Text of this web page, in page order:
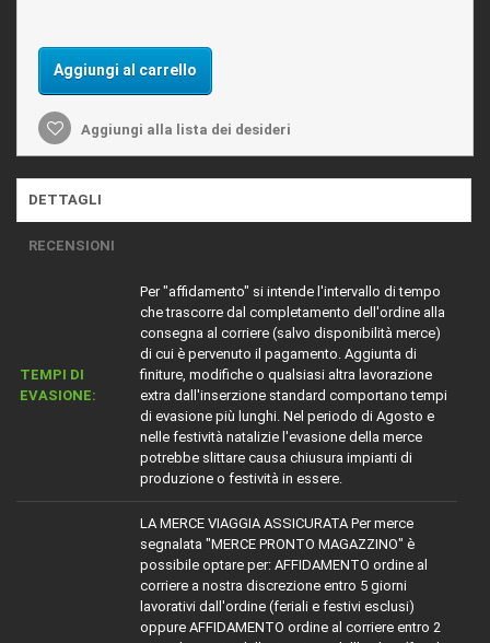
Aggiungi al carrello
Aggiungi alla lista dei desideri
DETTAGLI
RECENSIONI
TEMPI DI
EVASIONE:
Per "affidamento" si intende l'intervallo di tempo
che trascorre dal completamento dell'ordine alla
consegna al corriere (salvo disponibilità merce)
di cui è pervenuto il pagamento. Aggiunta di
finiture, modifiche o qualsiasi altra lavorazione
extra dall'inserzione standard comportano tempi
di evasione più lunghi. Nel periodo di Agosto e
nelle festività natalizie l'evasione della merce
potrebbe slittare causa chiusura impianti di
produzione o festività in essere.
LA MERCE VIAGGIA ASSICURATA Per merce
segnalata "MERCE PRONTO MAGAZZINO" è
possibile optare per: AFFIDAMENTO ordine al
corriere a nostra discrezione entro 5 giorni
lavorativi dall'ordine (feriali e festivi esclusi)
oppure AFFIDAMENTO ordine al corriere entro 2